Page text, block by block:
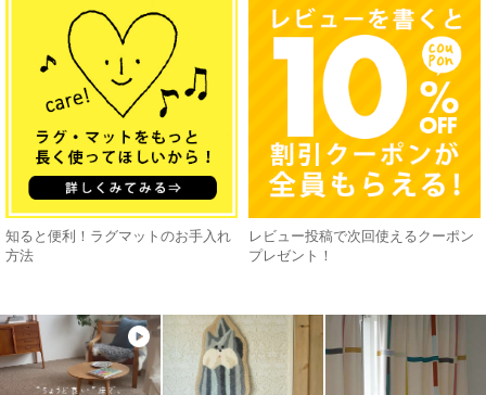
知ると便利！ラグマットのお手入れ
方法
レビュー投稿で次回使えるクーポン
プレゼント！